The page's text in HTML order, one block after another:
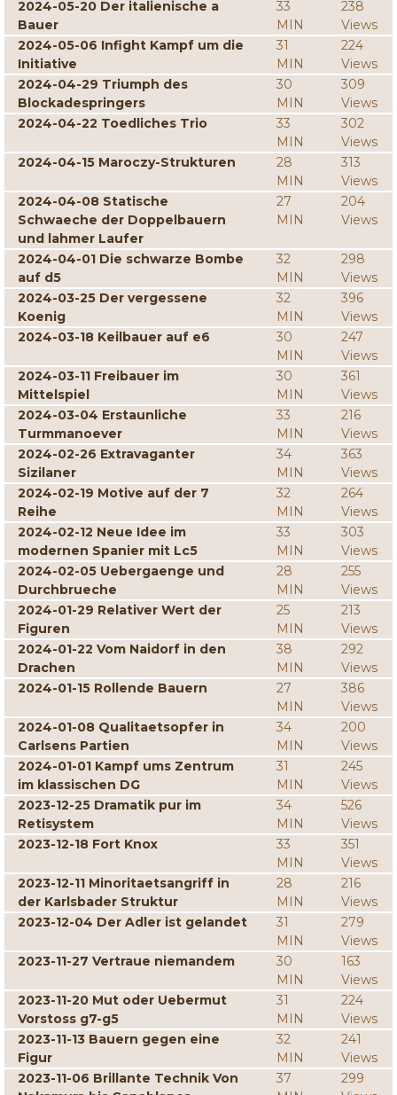
2024-05-20 Der italienische a
Bauer
33
MIN
238
Views
2024-05-06 Infight Kampf um die
Initiative
31
MIN
224
Views
2024-04-29 Triumph des
Blockadespringers
30
MIN
309
Views
2024-04-22 Toedliches Trio
33
MIN
302
Views
2024-04-15 Maroczy-Strukturen
28
MIN
313
Views
2024-04-08 Statische
Schwaeche der Doppelbauern
und lahmer Laufer
27
MIN
204
Views
2024-04-01 Die schwarze Bombe
auf d5
32
MIN
298
Views
2024-03-25 Der vergessene
Koenig
32
MIN
396
Views
2024-03-18 Keilbauer auf e6
30
MIN
247
Views
2024-03-11 Freibauer im
Mittelspiel
30
MIN
361
Views
2024-03-04 Erstaunliche
Turmmanoever
33
MIN
216
Views
2024-02-26 Extravaganter
Sizilaner
34
MIN
363
Views
2024-02-19 Motive auf der 7
Reihe
32
MIN
264
Views
2024-02-12 Neue Idee im
modernen Spanier mit Lc5
33
MIN
303
Views
2024-02-05 Uebergaenge und
Durchbrueche
28
MIN
255
Views
2024-01-29 Relativer Wert der
Figuren
25
MIN
213
Views
2024-01-22 Vom Naidorf in den
Drachen
38
MIN
292
Views
2024-01-15 Rollende Bauern
27
MIN
386
Views
2024-01-08 Qualitaetsopfer in
Carlsens Partien
34
MIN
200
Views
2024-01-01 Kampf ums Zentrum
im klassischen DG
31
MIN
245
Views
2023-12-25 Dramatik pur im
Retisystem
34
MIN
526
Views
2023-12-18 Fort Knox
33
MIN
351
Views
2023-12-11 Minoritaetsangriff in
der Karlsbader Struktur
28
MIN
216
Views
2023-12-04 Der Adler ist gelandet
31
MIN
279
Views
2023-11-27 Vertraue niemandem
30
MIN
163
Views
2023-11-20 Mut oder Uebermut
Vorstoss g7-g5
31
MIN
224
Views
2023-11-13 Bauern gegen eine
Figur
32
MIN
241
Views
2023-11-06 Brillante Technik Von
37
299